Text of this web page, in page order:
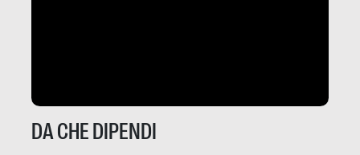
DA CHE DIPENDI